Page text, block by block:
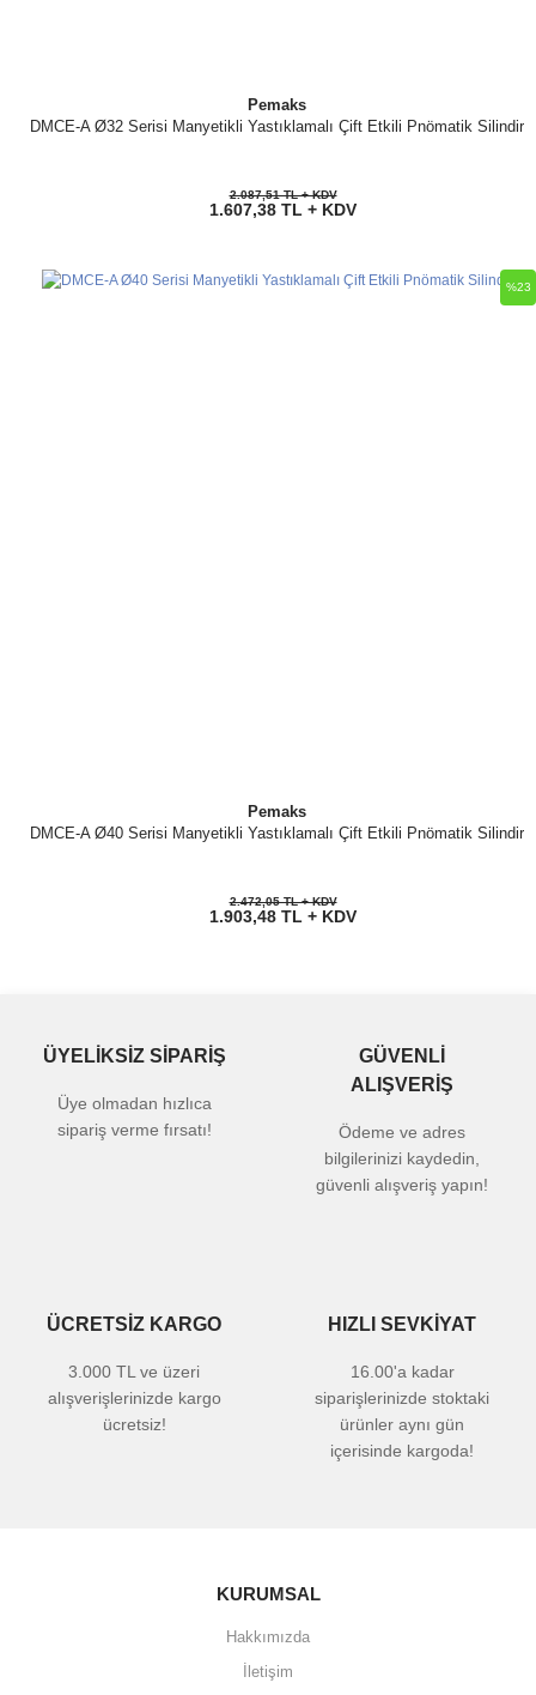
Pemaks
DMCE-A Ø32 Serisi Manyetikli Yastıklamalı Çift Etkili Pnömatik Silindir
2.087,51 TL + KDV
1.607,38 TL + KDV
Pemaks
DMCE-A Ø40 Serisi Manyetikli Yastıklamalı Çift Etkili Pnömatik Silindir
%23
2.472,05 TL + KDV
1.903,48 TL + KDV
ÜYELİKSİZ SİPARİŞ
Üye olmadan hızlıca
sipariş verme fırsatı!
GÜVENLİ
ALIŞVERİŞ
Ödeme ve adres
bilgilerinizi kaydedin,
güvenli alışveriş yapın!
ÜCRETSİZ KARGO
3.000 TL ve üzeri
alışverişlerinizde kargo
ücretsiz!
HIZLI SEVKİYAT
16.00'a kadar
siparişlerinizde stoktaki
ürünler aynı gün
içerisinde kargoda!
KURUMSAL
Hakkımızda
İletişim